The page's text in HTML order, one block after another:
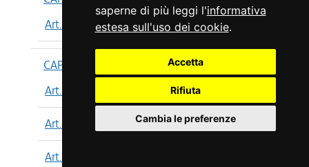
saperne di più leggi l'informativa
estesa sull'uso dei cookie.
Accetta
Rifiuta
Cambia le preferenze
Art. 199
CAPO II
Art. 200
Art. 201
Art. 202